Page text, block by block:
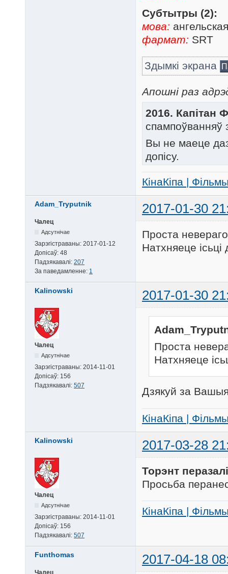
Субтытры (2):
мова: ангельская
фармат: SRT
Здымкі экрана
Апошні раз
2016. Капітан
спампоўванняў
Вы не маеце
допісу.
КінаКіпа |
Adam_Tryputnik 2017-01-30
Чалец
Адсутнічае
Зарэгістраваны: 2017-01-12
Допісаў: 48
Падзякавалі: 207
За паведамленне: 1
Проста
Натхняеце ісьці
Kalinowski 2017-01-30
Чалец
Адсутнічае
Зарэгістраваны: 2014-11-01
Допісаў: 156
Падзякавалі: 507
Проста
Натхняеце
Дзякуй за
КінаКіпа |
Kalinowski 2017-03-28
Чалец
Адсутнічае
Зарэгістраваны: 2014-11-01
Допісаў: 156
Падзякавалі: 507
Торэнт
Просьба
КінаКіпа |
Funthomas 2017-04-18